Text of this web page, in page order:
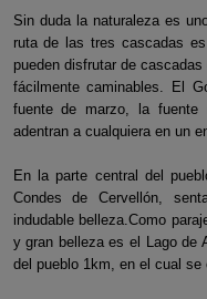
Sin duda la naturaleza es
ruta de las tres cascadas
pueden disfrutar de
fácilmente caminables. El
fuente de marzo, la fuente
adentran a cualquiera en un
En la parte central del
Condes de Cervellón,
indudable belleza.Como
y gran belleza es el Lago de
del pueblo 1km, en el cual